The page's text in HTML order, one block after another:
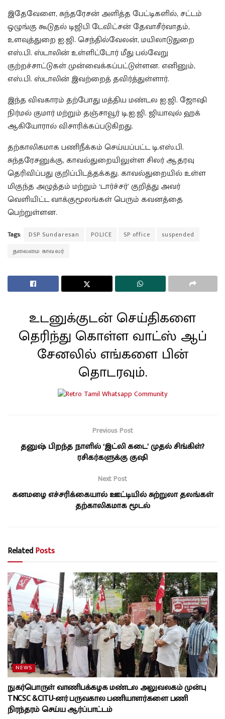
இதேவேளை, சுந்தரேசன் அளித்த பேட்டிகளில், சட்டம்
ஒழுங்கு கூடுதல் டிஜிபி டேவிட்சன் தேவாசீர்வாதம்,
உளவுத்துறை ஐ.ஜி. செந்தில்வேலன், மயிலாடுதுறை
எஸ்.பி. ஸ்டாலின் உள்ளிட்டோர் மீது பல்வேறு
குற்றச்சாட்டுகள் முன்வைக்கப்பட்டுள்ளன. எனினும்,
எஸ்.பி. ஸ்டாலின் இவற்றைத் தவிர்த்துள்ளார்.
இந்த விவகாரம் தற்போது மத்திய மண்டல ஐ.ஜி. ஜோஷி
நிர்மல் குமார் மற்றும் தஞ்சாவூர் டி.ஐ.ஜி. ஜியாவுல் ஹக்
ஆகியோரால் விசாரிக்கப்படுகிறது.
தற்காலிகமாக பணிநீக்கம் செய்யப்பட்ட டி.எஸ்.பி.
சுந்தரேசனுக்கு, காவல்துறையிலுள்ள சிலர் ஆதரவு
தெரிவிப்பது குறிப்பிடத்தக்கது. காவல்துறையில் உள்ள
மிகுந்த அழுத்தம் மற்றும் ‘டார்ச்சர்’ குறித்து அவர்
வெளியிட்ட வாக்குமூலங்கள் பெரும் கவனத்தை
பெற்றுள்ளன.
Tags: DSP Sundaresan POLICE SP office
suspended
தலைமை காவலர்
உடனுக்குடன் செய்திகளை
தெரிந்து கொள்ள வாட்ஸ் ஆப்
சேனலில் எங்களை பின்
தொடரவும்.
Previous Post
தனுஷ் பிறந்த நாளில் ‘இட்லி கடை’ முதல் சிங்கிள்?
ரசிகர்களுக்கு குஷி
Next Post
கனமழை எச்சரிக்கையால் ஊட்டியில் சுற்றுலா தலங்கள்
தற்காலிகமாக மூடல்
RelatedPosts
NEWS
நுகர்பொருள் வாணிபக்கழக மண்டல அலுவலகம் முன்பு
TNCSC &CITU-னர் பருவகால பணியாளர்களை பணி
நிரந்தரம் செய்ய ஆர்ப்பாட்டம்